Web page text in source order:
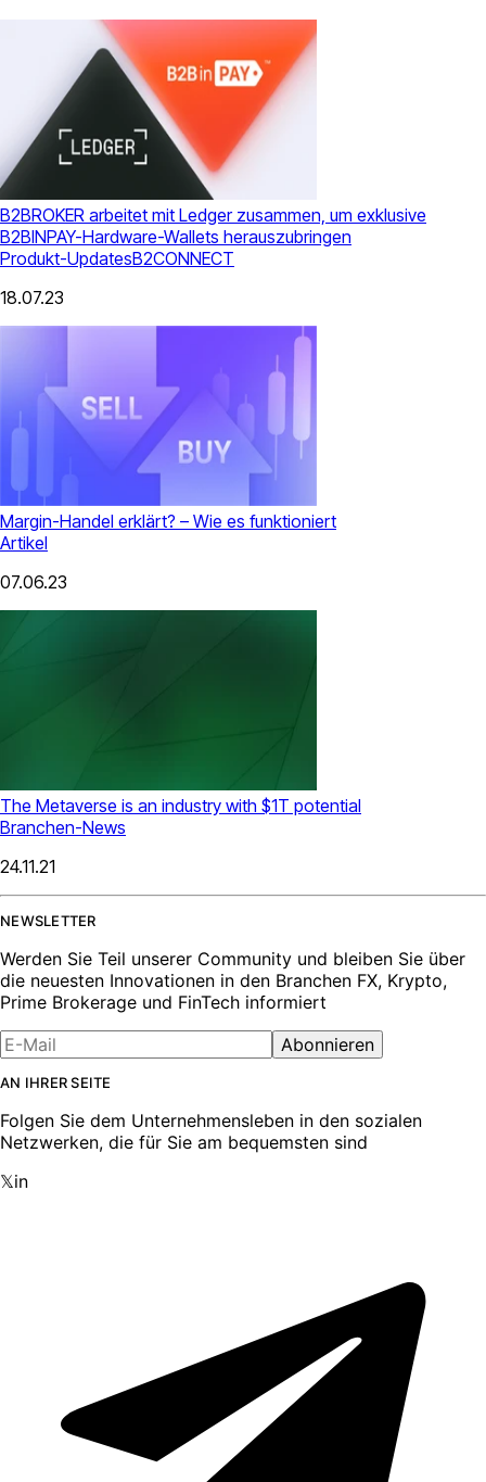
B2BROKER arbeitet mit Ledger zusammen, um exklusive
B2BINPAY-Hardware-Wallets herauszubringen
Produkt-UpdatesB2CONNECT
18.07.23
Margin-Handel erklärt? – Wie es funktioniert
Artikel
07.06.23
The Metaverse is an industry with $1T potential
Branchen-News
24.11.21
NEWSLETTER
Werden Sie Teil unserer Community und bleiben Sie über
die neuesten Innovationen in den Branchen FX, Krypto,
Prime Brokerage und FinTech informiert
Abonnieren
AN IHRER SEITE
Folgen Sie dem Unternehmensleben in den sozialen
Netzwerken, die für Sie am bequemsten sind
𝕏in